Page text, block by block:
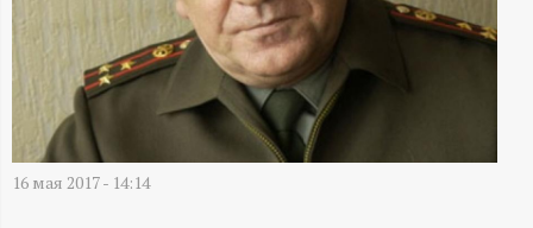
А
Й
Д
А
16 мая 2017 - 14:14